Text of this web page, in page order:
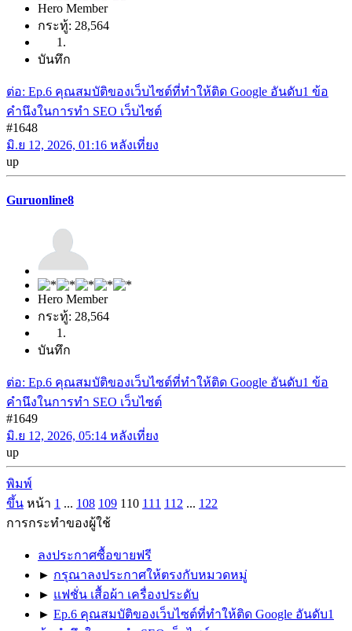
Hero Member
กระทู้: 28,564
บันทึก
ต่อ: Ep.6 คุณสมบัติของเว็บไซต์ที่ทำให้ติด Google อันดับ1 ข้อ
คำนึงในการทำ SEO เว็บไซต์
#1648
มิ.ย 12, 2026, 01:16 หลังเที่ยง
up
Guruonline8
Hero Member
กระทู้: 28,564
บันทึก
ต่อ: Ep.6 คุณสมบัติของเว็บไซต์ที่ทำให้ติด Google อันดับ1 ข้อ
คำนึงในการทำ SEO เว็บไซต์
#1649
มิ.ย 12, 2026, 05:14 หลังเที่ยง
up
พิมพ์
ขึ้น หน้า 1 ... 108 109 110 111 112 ... 122
การกระทำของผู้ใช้
ลงประกาศซื้อขายฟรี
► กรุณาลงประกาศให้ตรงกับหมวดหมู่
► แฟชั่น เสื้อผ้า เครื่องประดับ
► Ep.6 คุณสมบัติของเว็บไซต์ที่ทำให้ติด Google อันดับ1